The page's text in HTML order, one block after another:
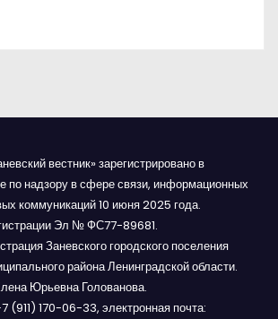
вестник» зарегистрировано в
по надзору в сфере связи, информационных
коммуникаций 10 июня 2025 года.
Эл № ФС77-89681.
Заневского городского поселения
района Ленинградской области.
Юрьевна Голованова.
(911) 170-06-33, электронная почта: